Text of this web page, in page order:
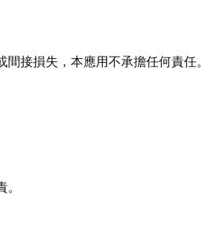
接損失，本應用不承擔任何責任。